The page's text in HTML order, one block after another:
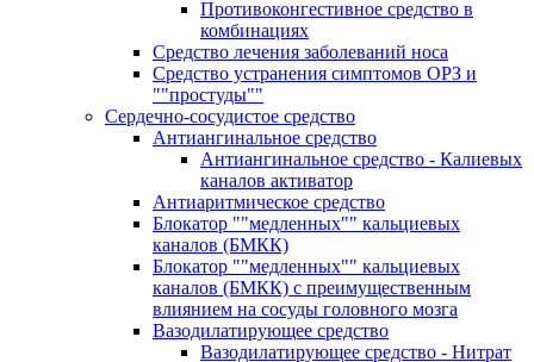
Противоконгестивное средство в
комбинациях
Средство лечения заболеваний носа
Средство устранения симптомов ОРЗ и
""простуды""
Сердечно-сосудистое средство
Антиангинальное средство
Антиангинальное средство - Калиевых
каналов активатор
Антиаритмическое средство
Блокатор ""медленных"" кальциевых
каналов (БМКК)
Блокатор ""медленных"" кальциевых
каналов (БМКК) с преимущественным
влиянием на сосуды головного мозга
Вазодилатирующее средство
Вазодилатирующее средство - Нитрат